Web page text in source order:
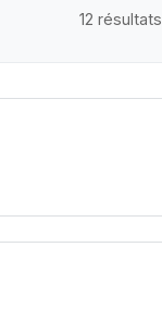
12 résultats